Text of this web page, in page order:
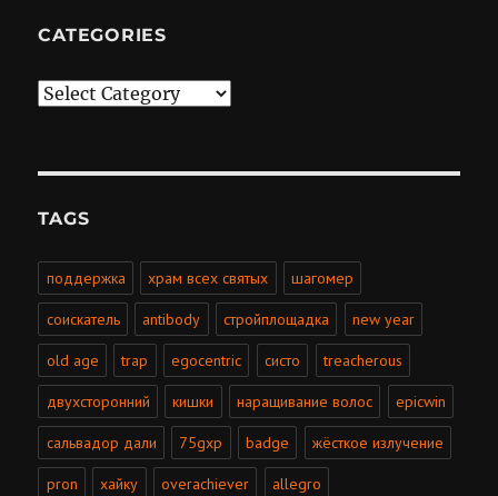
CATEGORIES
Categories
TAGS
поддержка храм всех святых шагомер
соискатель antibody стройплощадка new year
old age trap egocentric систо treacherous
двухсторонний кишки наращивание волос epicwin
сальвадор дали 75gxp badge жёсткое излучение
pron хайку overachiever allegro